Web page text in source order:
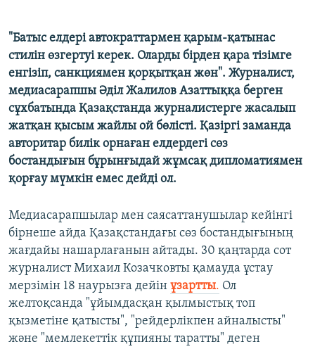
"Батыс елдері автократтармен қарым-қатынас
стилін өзгертуі керек. Оларды бірден қара тізімге
енгізіп, санкциямен қорқытқан жөн". Журналист,
медиасарапшы Әділ Жалилов Азаттыққа берген
сұхбатында Қазақстанда журналистерге жасалып
жатқан қысым жайлы ой бөлісті. Қазіргі заманда
авторитар билік орнаған елдердегі сөз
бостандығын бұрынғыдай жұмсақ дипломатиямен
қорғау мүмкін емес дейді ол.
Медиасарапшылар мен саясаттанушылар кейінгі
бірнеше айда Қазақстандағы сөз бостандығының
жағдайы нашарлағанын айтады. 30 қаңтарда сот
журналист Михаил Козачковты қамауда ұстау
мерзімін 18 наурызға дейін ұзартты. Ол
желтоқсанда "ұйымдасқан қылмыстық топ
қызметіне қатысты", "рейдерлікпен айналысты"
және "мемлекеттік құпияны таратты" деген